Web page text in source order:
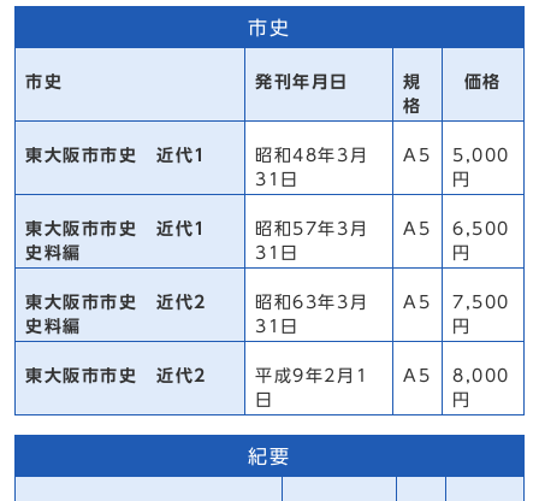
市史
市史 発刊年月日
規
格
価格
東大阪市市史 近代1
昭和48年3月
31日
A5
5,000
円
東大阪市市史 近代1
史料編
昭和57年3月
31日
A5
6,500
円
東大阪市市史 近代2
史料編
昭和63年3月
31日
A5
7,500
円
東大阪市市史 近代2
平成9年2月1
日
A5
8,000
円
紀要